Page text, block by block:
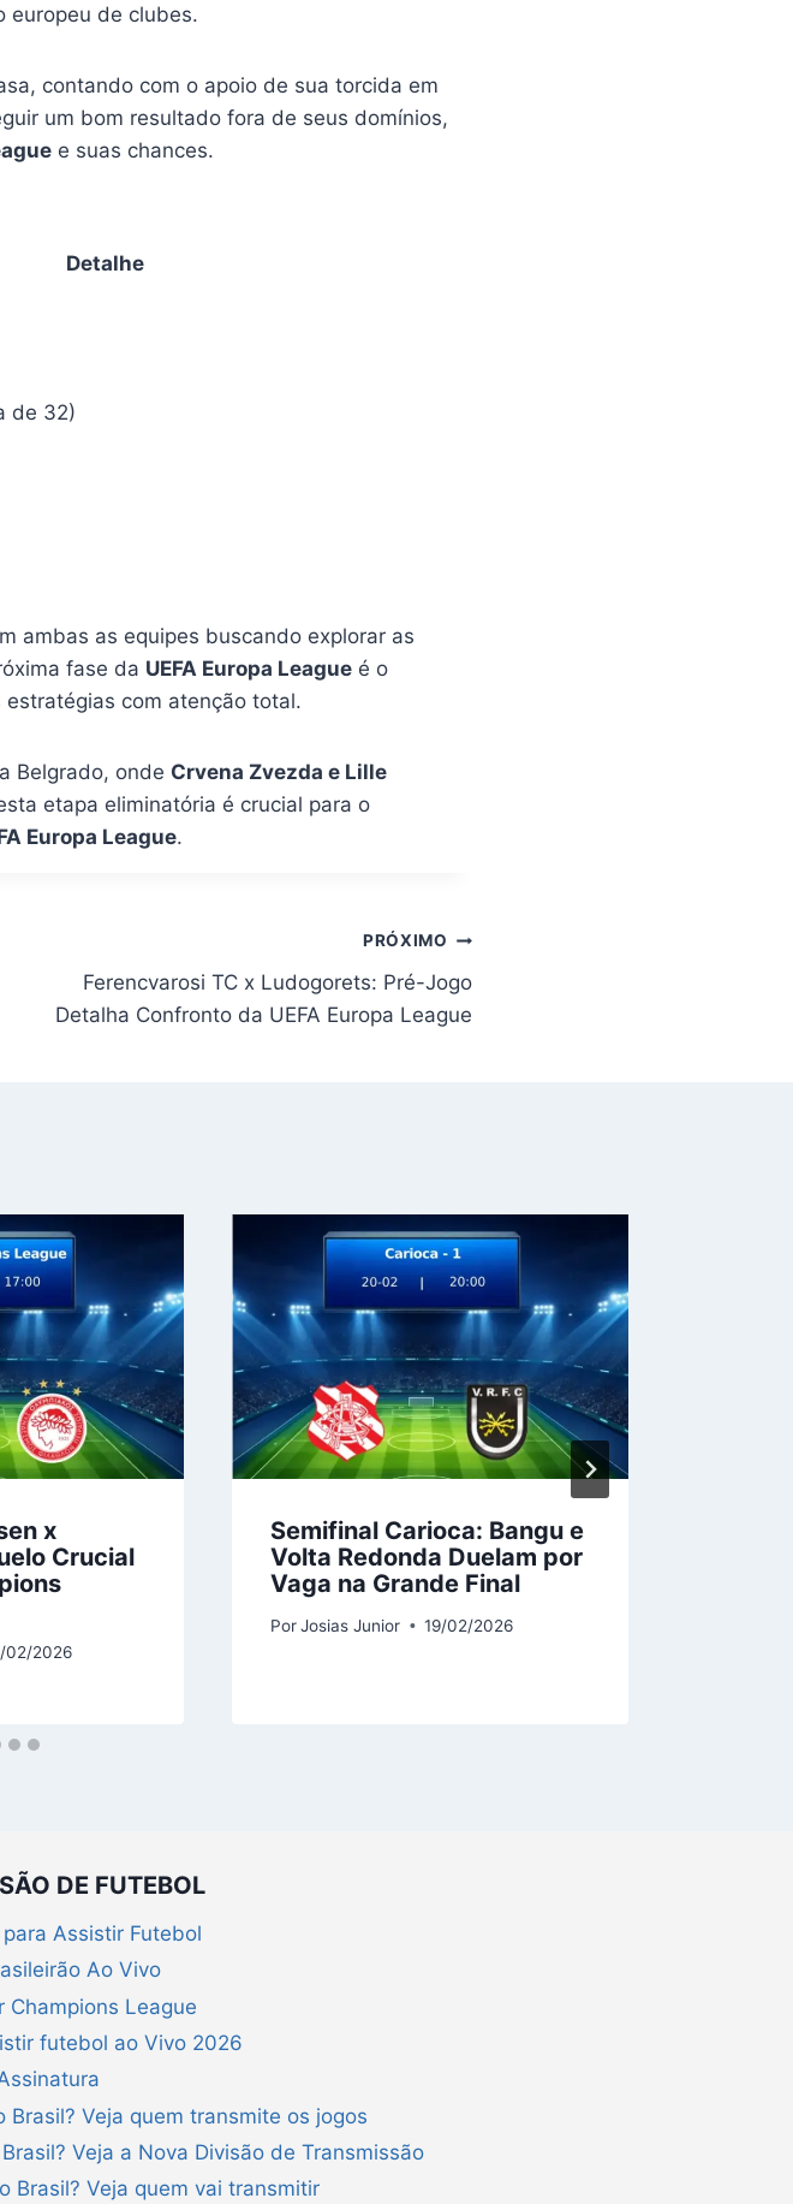
europeu de clubes.
contando com o apoio de sua torcida em
um bom resultado fora de seus domínios,
e suas chances.
Detalhe
de 32)
ambas as equipes buscando explorar as
fase da UEFA Europa Leagueé o
com atenção total.
Belgrado, onde Crvena Zvezda e Lille
etapa eliminatória é crucial para o
Europa League.
PRÓXIMO
Ferencvarosi TC x Ludogorets: Pré-Jogo
Detalha Confronto da UEFA Europa League
x
Crucial
02/2026
Semifinal Carioca: Bangu e
Volta Redonda Duelam por
Vaga na Grande Final
Por Josias Junior 19/02/2026
DE FUTEBOL
Assistir Futebol
Ao Vivo
Champions League
futebol ao Vivo 2026
Veja quem transmite os jogos
Veja a Nova Divisão de Transmissão
Brasil? Veja quem vai transmitir